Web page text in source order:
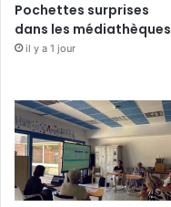
Pochettes surprises
dans les médiathèques
il y a 1 jour